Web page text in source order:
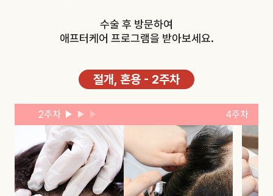
수술 후 방문하여
애프터케어 프로그램을 받아보세요.
절개, 혼용 - 2주차
2주차 4주차